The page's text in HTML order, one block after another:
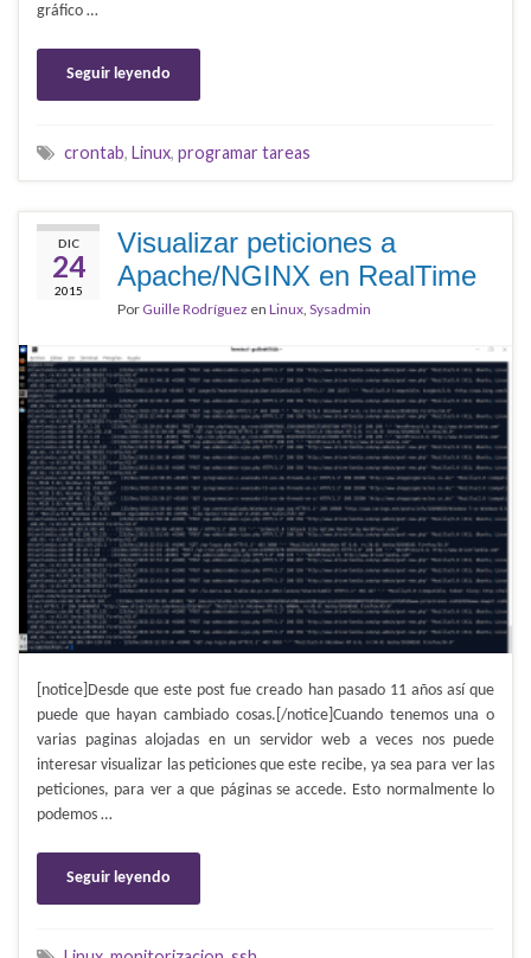
gráfico …
Seguir leyendo
crontab, Linux, programar tareas
DIC
24
2015
Visualizar peticiones a
Apache/NGINX en RealTime
Por Guille Rodríguez en Linux Sysadmin
[notice]Desde que este post fue creado han pasado 11 años así que
puede que hayan cambiado cosas.[/notice]Cuando tenemos una o
varias paginas alojadas en un servidor web a veces nos puede
interesar visualizar las peticiones que este recibe, ya sea para ver las
peticiones, para ver a que páginas se accede. Esto normalmente lo
podemos …
Seguir leyendo